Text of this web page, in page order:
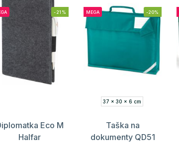
-21%
Eco M
Halfar
MEGA -20%
37 x 30 x 6 cm
Taška na
dokumenty QD51